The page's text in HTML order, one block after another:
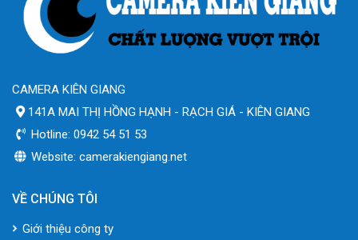
CAMERA KIÊN GIANG
141A MAI THỊ HỒNG HẠNH - RẠCH GIÁ - KIÊN GIANG
Hotline: 0942 54 51 53
Website: camerakiengiang.net
VỀ CHÚNG TÔI
Giới thiệu công ty